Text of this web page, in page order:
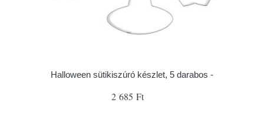
Halloween sütikiszúró készlet, 5 darabos -
2 685 Ft